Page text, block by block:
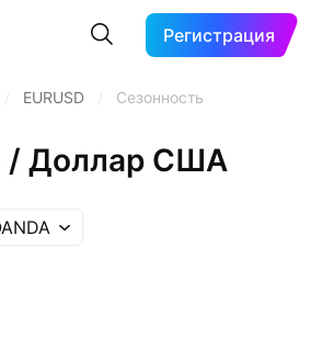
Регистрация
EURUSD Сезонность
/ Доллар США